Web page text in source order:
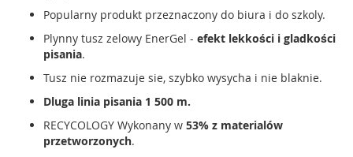
Popularny produkt przeznaczony do biura i do szkoly.
Plynny tusz zelowy EnerGel - efekt lekkości i gladkości
pisania.
Tusz nie rozmazuje sie, szybko wysycha i nie blaknie.
Dluga linia pisania 1 500 m.
RECYCOLOGY Wykonany w 53% z materialów
przetworzonych.